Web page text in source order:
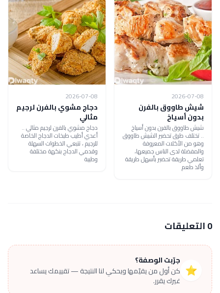
2026-07-08
شيش طاووق بالفرن
بدون أسياخ
شيش طاووق بالفرن بدون أسياخ
.. تختلف طرق تحضير الشيش طاووق
وهو من الأكلات المعروفة
والمفضلة لدى الناس جميعها،
تعلمي طريقة تحضير بأسهل طريقة
وألذ طعم
2026-07-08
دجاج مشوي بالفرن لرجيم
مثالي
دجاج مشوي بالفرن لرجيم مثالي ..
أعدي أطيب طبخات الدجاج الخاصة
للرجيم ، تتبعي الخطوات السهلة
وقدمي الدجاج بنكهة مختلفة
وطيبة
0 التعليقات
⭐
جرّبت الوصفة؟
كن أول من يقيّمها ويحكي لنا النتيجة — تقييمك يساعد
غيرك يقرر.